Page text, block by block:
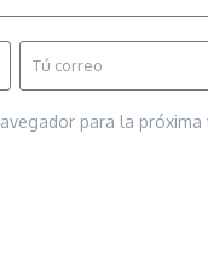
para la